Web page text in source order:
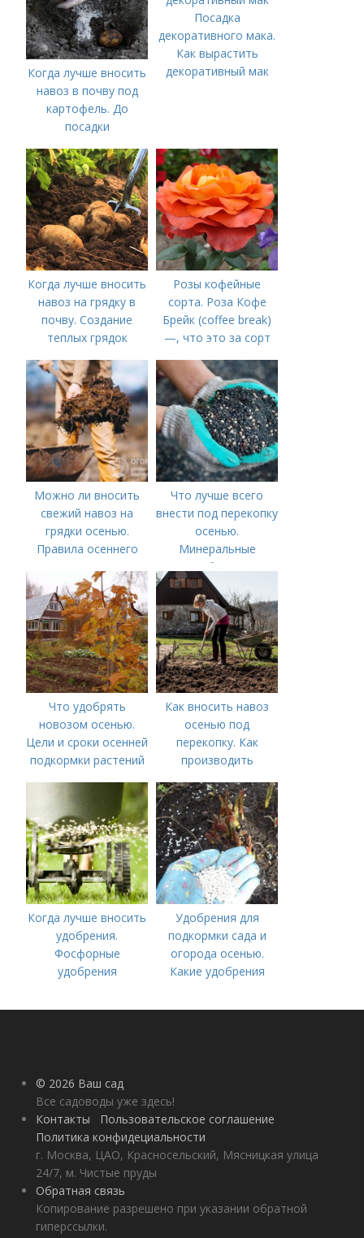
Когда лучше вносить
навоз в почву под
картофель. До
посадки
Посадка
декоративного мака.
Как вырастить
декоративный мак
Когда лучше вносить
навоз на грядку в
почву. Создание
теплых грядок
Розы кофейные
сорта. Роза Кофе
Брейк (coffee break)
—, что это за сорт
Можно ли вносить
свежий навоз на
грядки осенью.
Правила осеннего
Что лучше всего
внести под перекопку
осенью.
Минеральные
удобрения
Что удобрять
новозом осенью.
Цели и сроки осенней
подкормки растений
Как вносить навоз
осенью под
перекопку. Как
производить
Когда лучше вносить
удобрения.
Фосфорные
удобрения
Удобрения для
подкормки сада и
огорода осенью.
Какие удобрения
правильно это
© 2026 Ваш сад
Все садоводы уже здесь!
Контакты
Пользовательское соглашение
Политика конфидециальности
г. Москва, ЦАО, Красносельский, Мясницкая улица
24/7, м. Чистые пруды
Обратная связь
Копирование разрешено при указании обратной
гиперссылки.